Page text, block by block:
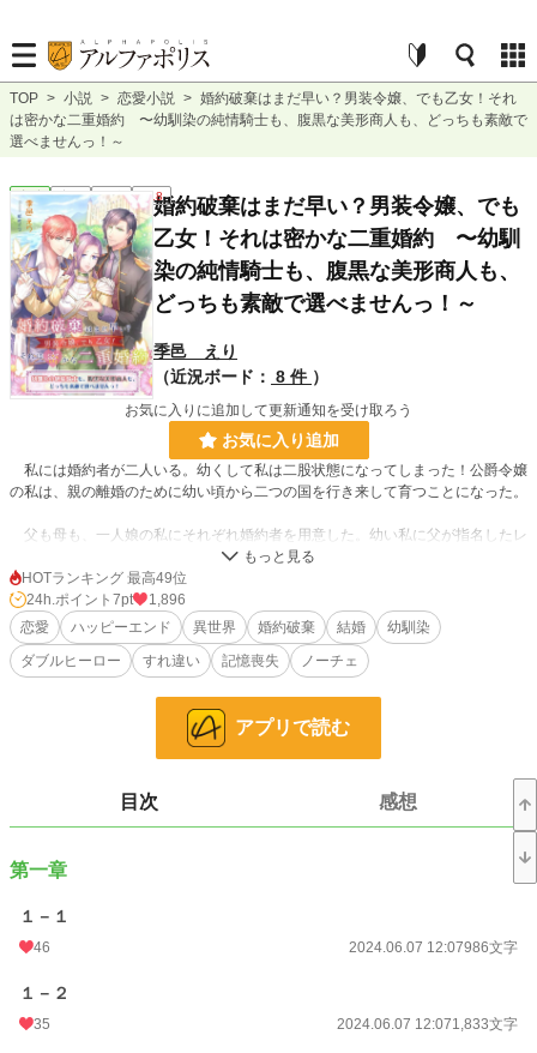
TOP > 小説 > 恋愛小説 > 婚約破棄はまだ早い？男装令嬢、でも乙女！それ
は密かな二重婚約 〜幼馴染の純情騎士も、腹黒な美形商人も、どっちも素敵で
選べませんっ！～
恋愛 完結 長編 R18婚約破棄はまだ早い？男装令嬢、でも
乙女！それは密かな二重婚約 〜幼馴
染の純情騎士も、腹黒な美形商人も、
どっちも素敵で選べませんっ！～
季邑 えり
（近況ボード： 8 件 ）
お気に入りに追加して更新通知を受け取ろう
お気に入り追加
私には婚約者が二人いる。幼くして私は二股状態になってしまった！公爵令嬢
の私は、親の離婚のために幼い頃から二つの国を行き来して育つことになった。
父も母も、一人娘の私にそれぞれ婚約者を用意した。幼い私に父が指名したレ
ーヴァンと母が選んだクレイグ。巻き込まれたような二人だけど、それぞれ騎士
と商人に育った。…それも、極上の男になって。
父の意向で女性騎士を目指す一方、自由奔放な母によって女子力高めなお嬢さ
まもさせられる。私は婚約者を選ぶタイムリミットの１８歳になったけど…どっ
ちかを選んで、どっちかと婚約破棄しなくちゃ！でも選べない！
外は男装令嬢、中は乙女なクローディアが、幼馴染の純情騎士と腹黒な美形商
人の婚約者達に翻弄される、ちょっとエッチでアホなラブコメディー…のハズ。
小説 38,895 位 / 228,955 件
恋愛
お気に入り
24h.ポイント
文字数
更新日時
HOTランキング 最高49位
24h.ポイント 7pt
1,896
恋愛
ハッピーエンド 異世界 婚約破棄 結婚
幼馴染
ダブルヒーロー
すれ違い 記憶喪失 ノーチェ
アプリで読む
目次 感想
第一章
１－１
46 2024.06.07 12:07986文字
１－２
35 2024.06.07 12:071,833文字